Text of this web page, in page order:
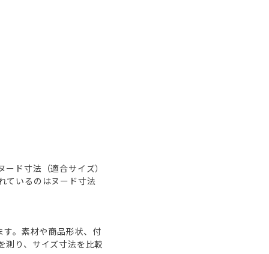
ド寸法（適合サイズ）
ているのはヌード寸法
。素材や商品形状、付
測り、サイズ寸法を比較